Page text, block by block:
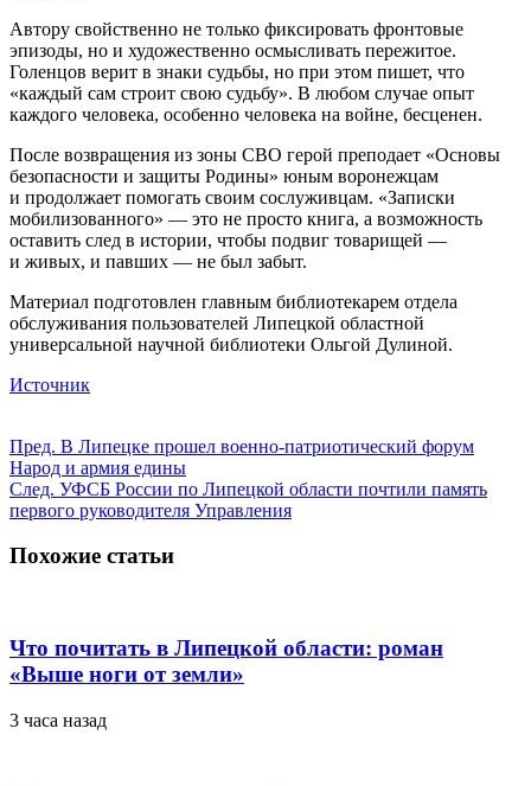
Автору свойственно не только фиксировать фронтовые
эпизоды, но и художественно осмысливать пережитое.
Голенцов верит в знаки судьбы, но при этом пишет, что
«каждый сам строит свою судьбу». В любом случае опыт
каждого человека, особенно человека на войне, бесценен.
После возвращения из зоны СВО герой преподает «Основы
безопасности и защиты Родины» юным воронежцам
и продолжает помогать своим сослуживцам. «Записки
мобилизованного» — это не просто книга, а возможность
оставить след в истории, чтобы подвиг товарищей —
и живых, и павших — не был забыт.
Материал подготовлен главным библиотекарем отдела
обслуживания пользователей Липецкой областной
универсальной научной библиотеки Ольгой Дулиной.
Источник
Пред. В Липецке прошел военно-патриотический форум
Народ и армия едины
След. УФСБ России по Липецкой области почтили память
первого руководителя Управления
Похожие статьи
Что почитать в Липецкой области: роман
«Выше ноги от земли»
3 часа назад